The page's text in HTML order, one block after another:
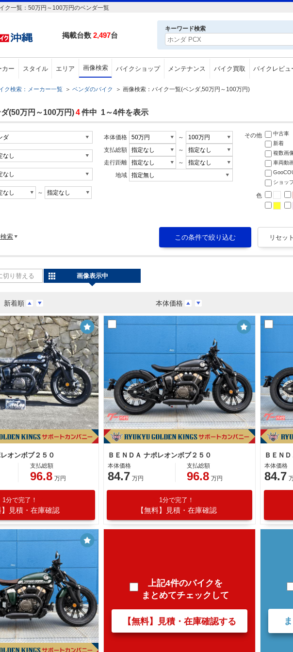
ク一覧：50万円～100万円のベンダ一覧
掲載台数 2,497台
キーワード検索
カー スタイル エリア 画像検索 バイクショップ メンテナンス バイク買取 バイクレビュ
ク検索：メーカー一覧 ＞ ベンダのバイク ＞ 画像検索：バイク一覧(ベンダ,50万円～100万円)
(50万円～100万円)4件中 1～4件を表示
～
本体価格
～
支払総額
～
走行距離
～
地域
その他 中古車
新着
複数画
車両動
ショッ
色
索
新着順 本体価格
切り替える 画像表示中
オンボブ２５０
支払総額
96.8 万円
1分で完了！
】見積・在庫確認
ＢＥＮＤＡ ナポレオンボブ２５０
本体価格
84.7 万円
支払総額
96.8 万円
1分で完了！
【無料】見積・在庫確認
ＢＥＮ
本体価格
84.7
上記4件のバイクを
まとめてチェックして
【無料】見積・在庫確認する